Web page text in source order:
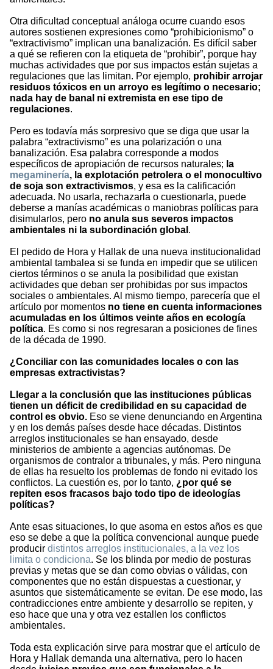
Otra dificultad conceptual análoga ocurre cuando esos
autores sostienen expresiones como “prohibicionismo” o
“extractivismo” implican una banalización. Es difícil saber
a qué se refieren con la etiqueta de “prohibir”, porque hay
muchas actividades que por sus impactos están sujetas a
regulaciones que las limitan. Por ejemplo, prohibir arrojar
residuos tóxicos en un arroyo es legítimo o necesario;
nada hay de banal ni extremista en ese tipo de
regulaciones.
Pero es todavía más sorpresivo que se diga que usar la
palabra “extractivismo” es una polarización o una
banalización. Esa palabra corresponde a modos
específicos de apropiación de recursos naturales; la
megaminería, la explotación petrolera o el monocultivo
de soja son extractivismos, y esa es la calificación
adecuada. No usarla, rechazarla o cuestionarla, puede
deberse a manías académicas o maniobras políticas para
disimularlos, pero no anula sus severos impactos
ambientales ni la subordinación global .
El pedido de Hora y Hallak de una nueva institucionalidad
ambiental tambalea si se funda en impedir que se utilicen
ciertos términos o se anula la posibilidad que existan
actividades que deban ser prohibidas por sus impactos
sociales o ambientales. Al mismo tiempo, parecería que el
artículo por momentos no tiene en cuenta informaciones
acumuladas en los últimos veinte años en ecología
política. Es como si nos regresaran a posiciones de fines
de la década de 1990.
¿Conciliar con las comunidades locales o con las
empresas extractivistas?
Llegar a la conclusión que las instituciones públicas
tienen un déficit de credibilidad en su capacidad de
control es obvio. Eso se viene denunciando en Argentina
y en los demás países desde hace décadas. Distintos
arreglos institucionales se han ensayado, desde
ministerios de ambiente a agencias autónomas. De
organismos de contralor a tribunales, y más. Pero ninguna
de ellas ha resuelto los problemas de fondo ni evitado los
conflictos. La cuestión es, por lo tanto, ¿por qué se
repiten esos fracasos bajo todo tipo de ideologías
políticas?
Ante esas situaciones, lo que asoma en estos años es que
eso se debe a que la política convencional aunque puede
producir distintos arreglos institucionales, a la vez los
limita o condiciona. Se los blinda por medio de posturas
previas y metas que se dan como obvias o válidas, con
componentes que no están dispuestas a cuestionar, y
asuntos que sistemáticamente se evitan. De ese modo, las
contradicciones entre ambiente y desarrollo se repiten, y
eso hace que una y otra vez estallen los conflictos
ambientales.
Toda esta explicación sirve para mostrar que el artículo de
Hora y Hallak demanda una alternativa, pero lo hacen